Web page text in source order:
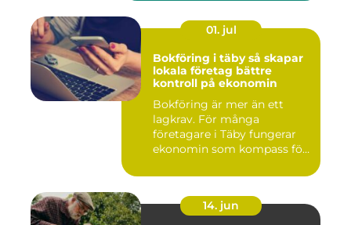
01. jul
Bokföring i täby så skapar
lokala företag bättre
kontroll på ekonomin
Bokföring är mer än ett
lagkrav. För många
företagare i Täby fungerar
ekonomin som kompass för
14. jun